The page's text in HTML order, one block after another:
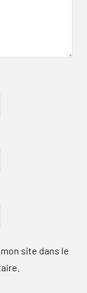
site dans le